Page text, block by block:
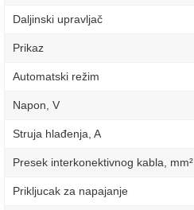
Daljinski upravljač
Prikaz
Automatski režim
Napon, V
Struja hlađenja, A
Presek interkonektivnog kabla, mm²
Prikljucak za napajanje